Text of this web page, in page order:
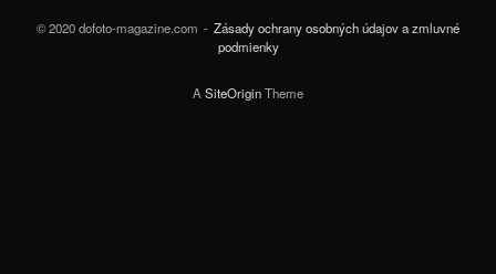
© 2020 dofoto-magazine.com
Zásady ochrany osobných údajov a zmluvné
podmienky
A SiteOriginTheme